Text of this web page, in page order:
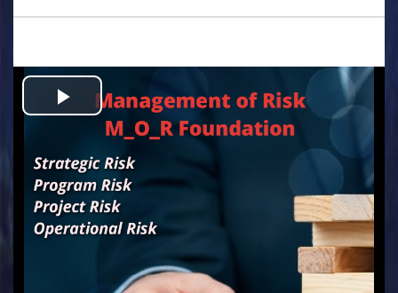
Play
Video